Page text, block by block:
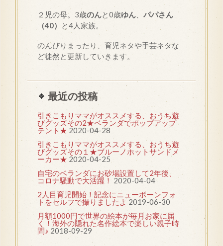
２児の母。3歳のんと0歳ゆん
パパさん
（40）
と4人家族。
のんびりまったり、育児ネタや手芸ネタな
ど徒然と更新していきます。
最近の投稿
引きこもりママがオススメする、おうち遊
びグッズその2★ベランダでポップアップ
テント★ 2020-04-28
引きこもりママがオススメする、おうち遊
びグッズその１★ブルーノホットサンドメ
ーカー★ 2020-04-25
自宅のベランダにお砂場設置して2年後、
コロナ騒動で大活躍！ 2020-04-04
2人目育児開始！記念にニューボーンフォ
トをセルフで撮りましたよ 2019-06-30
月額1000円で世界の絵本が毎月お家に届
く！海外の隠れた名作絵本で楽しい親子時
間♪ 2018-09-29